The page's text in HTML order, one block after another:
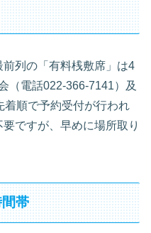
列の「有料桟敷席」は4
（電話022-366-7141）及
着順で予約受付が行われ
ですが、早めに場所取り
帯